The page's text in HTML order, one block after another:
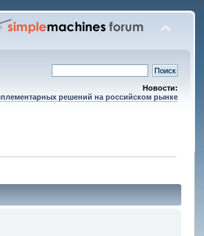
Новости:
решений на российском рынке